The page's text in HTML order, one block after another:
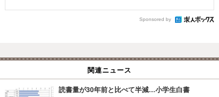
Sponsored by
関連ニュース
読書量が30年前と比べて半減…小学生白書